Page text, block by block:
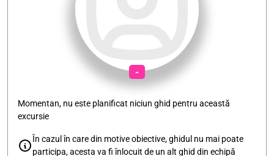
-
Momentan, nu este planificat niciun ghid pentru această
excursie
În cazul în care din motive obiective, ghidul nu mai poate
participa, acesta va fi înlocuit de un alt ghid din echipă